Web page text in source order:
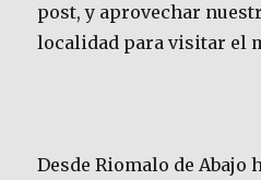
post, y aprovechar
localidad para visitar el
Desde Riomalo de Abajo